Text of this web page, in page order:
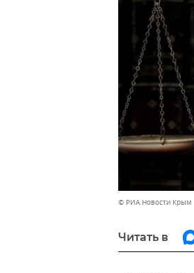
© РИА Новости Крым
Читать в